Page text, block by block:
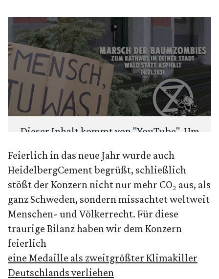
Dieser Inhalt kommt von "YouTube". Um
wir zuerst: Möchtest du den Inhalt laden?
ANSEHEN IMMER LADEN
Feierlich in das neue Jahr wurde auch
HeidelbergCement begrüßt, schließlich
stößt der Konzern nicht nur mehr CO₂ aus, als
ganz Schweden, sondern missachtet weltweit
Menschen- und Völkerrecht. Für diese
traurige Bilanz haben wir dem Konzern
feierlich
eine Medaille als zweitgrößter Klimakiller
Deutschlands verliehen